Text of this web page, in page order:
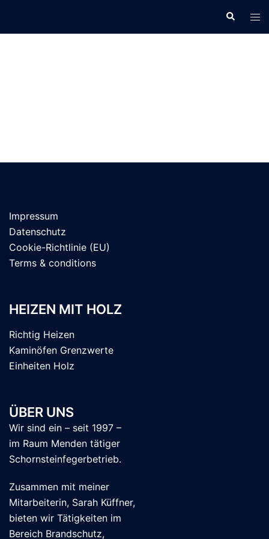
Suche
Impressum
Datenschutz
Cookie-Richtlinie (EU)
Terms & conditions
HEIZEN MIT HOLZ
Richtig Heizen
Kaminöfen Grenzwerte
Einheiten Holz
ÜBER UNS
Wir sind ein – seit 1997 –
im Raum Menden tätiger
Schornsteinfegerbetrieb.
Zusammen mit meiner
Mitarbeiterin, Sarah Küffner,
bieten wir Tätigkeiten im
Bereich Brandschutz,